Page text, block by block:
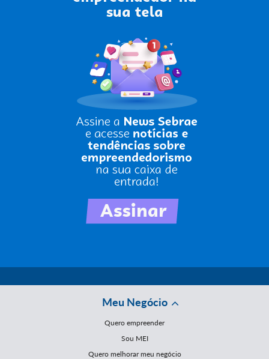
Meu Negócio
Quero empreender
Sou MEI
Quero melhorar meu negócio